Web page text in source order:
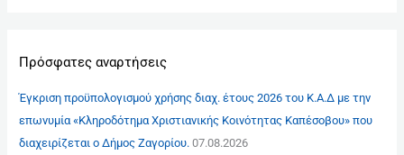
Πρόσφατες αναρτήσεις
Έγκριση προϋπολογισμού χρήσης διαχ. έτους 2026 του Κ.Α.Δ με την
επωνυμία «Κληροδότημα Χριστιανικής Κοινότητας Καπέσοβου» που
διαχειρίζεται ο Δήμος Ζαγορίου. 07.08.2026